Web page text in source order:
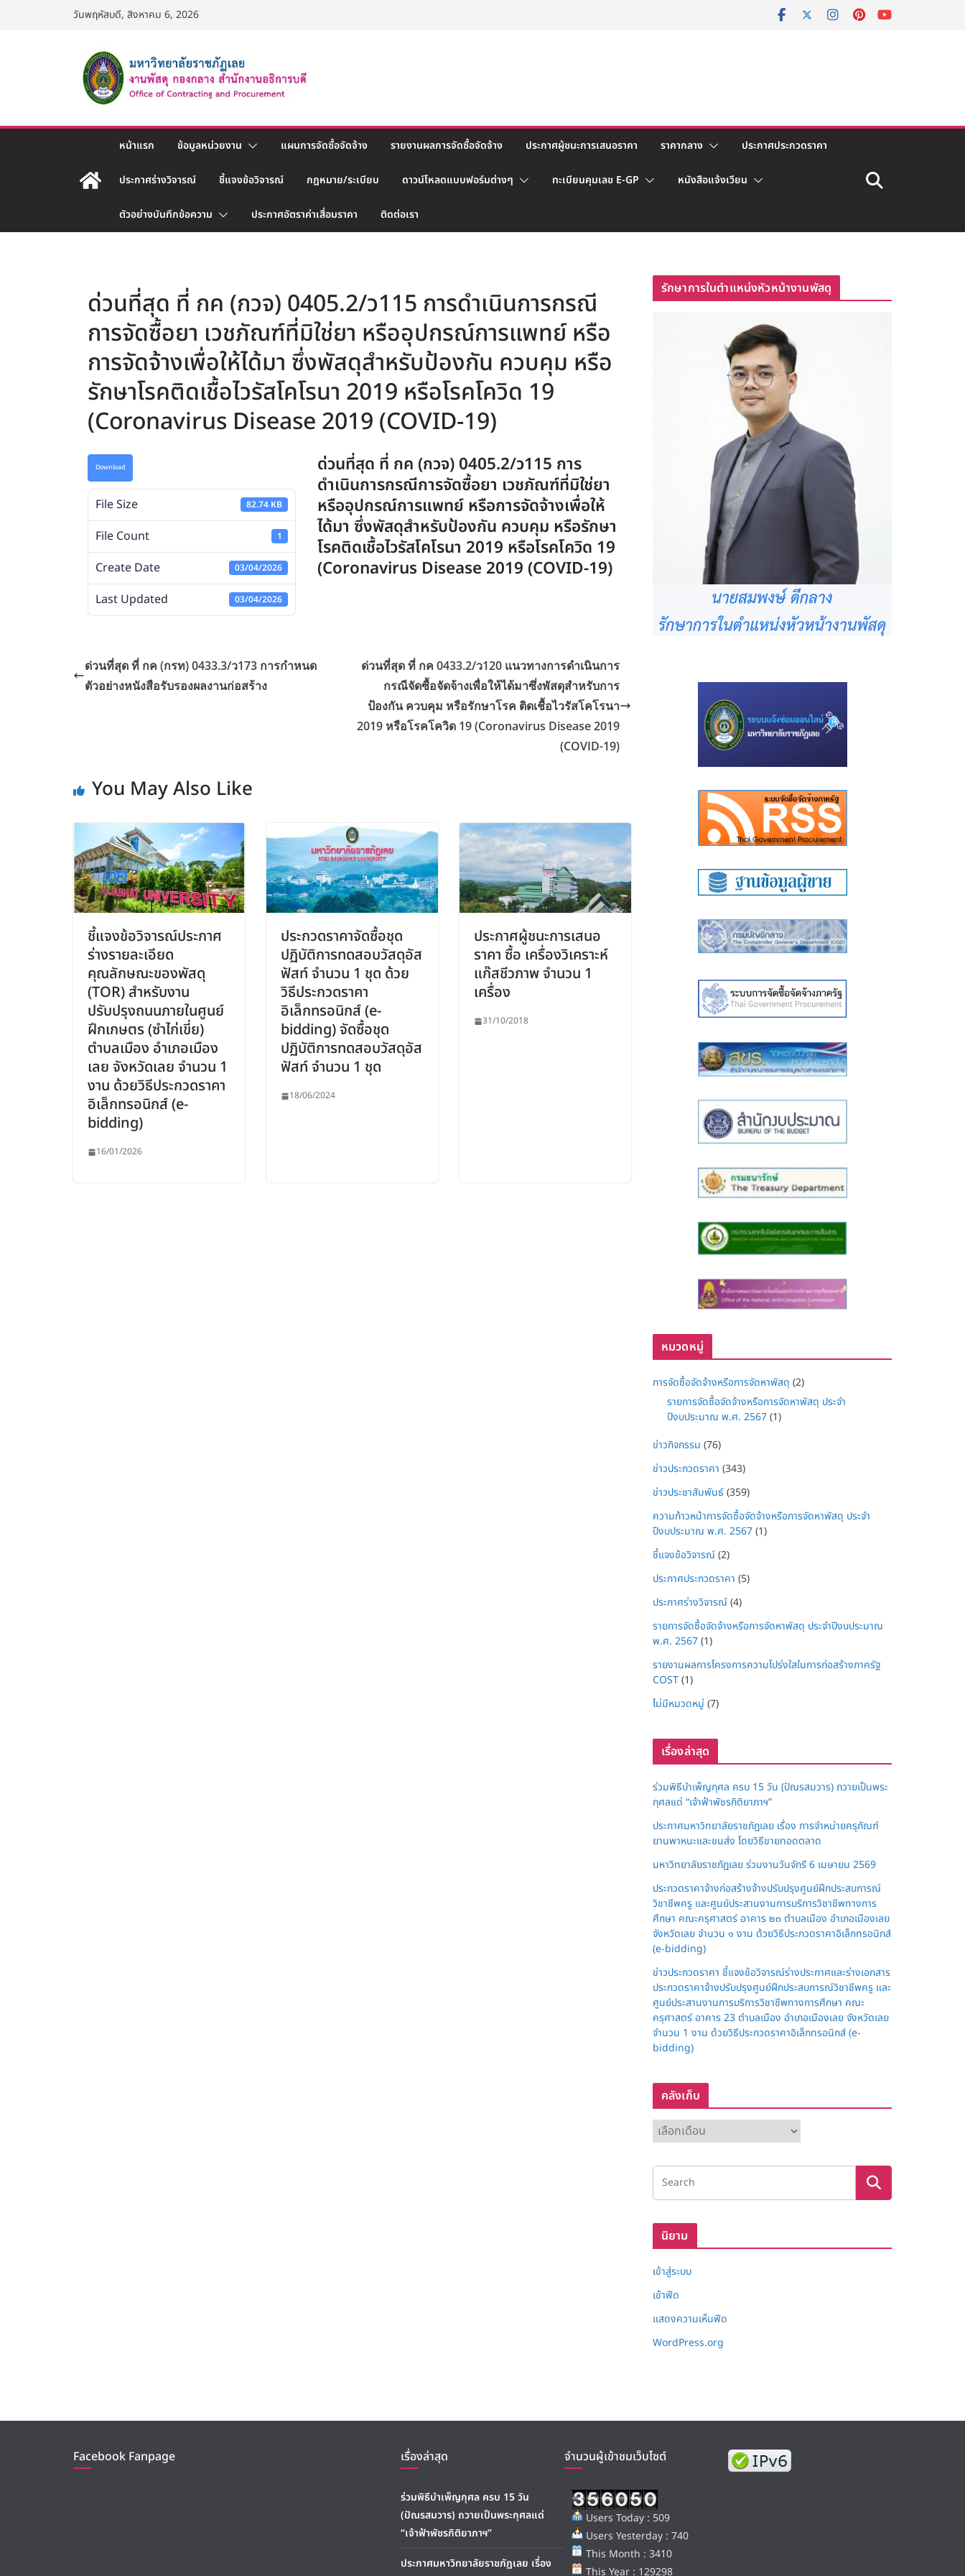
วันพฤหัสบดี, สิงหาคม 6, 2026
หน้าแรก ข้อมูลหน่วยงาน แผนการจัดซื้อจัดจ้าง รายงานผลการจัดซื้อจัดจ้าง ประกาศผู้ชนะการเสนอราคา ราคากลาง ประกาศประกวดราคา
ประกาศร่างวิจารณ์ ชี้แจงข้อวิจารณ์ กฎหมาย/ระเบียบ ดาวน์โหลดแบบฟอร์มต่างๆ ทะเบียนคุมเลข E-GP หนังสือแจ้งเวียน
ตัวอย่างบันทึกข้อความ ประกาศอัตราค่าเสื่อมราคา ติดต่อเรา
ด่วนที่สุด ที่ กค (กวจ) 0405.2/ว115 การดำเนินการกรณี
การจัดซื้อยา เวชภัณฑ์ที่มิใช่ยา หรืออุปกรณ์การแพทย์ หรือ
การจัดจ้างเพื่อให้ได้มา ซึ่งพัสดุสำหรับป้องกัน ควบคุม หรือ
รักษาโรคติดเชื้อไวรัสโคโรนา 2019 หรือโรคโควิด 19
(Coronavirus Disease 2019 (COVID-19)
Download
File Size 82.74 KB
File Count 1
Create Date 03/04/2026
Last Updated 03/04/2026
ด่วนที่สุด ที่ กค (กวจ) 0405.2/ว115 การ
ดำเนินการกรณีการจัดซื้อยา เวชภัณฑ์ที่มิใช่ยา
หรืออุปกรณ์การแพทย์ หรือการจัดจ้างเพื่อให้
ได้มา ซึ่งพัสดุสำหรับป้องกัน ควบคุม หรือรักษา
โรคติดเชื้อไวรัสโคโรนา 2019 หรือโรคโควิด 19
(Coronavirus Disease 2019 (COVID-19)
ด่วนที่สุด ที่ กค (กรท) 0433.3/ว173 การกำหนด
ตัวอย่างหนังสือรับรองผลงานก่อสร้าง
ด่วนที่สุด ที่ กค 0433.2/ว120 แนวทางการดำเนินการ
กรณีจัดซื้อจัดจ้างเพื่อให้ได้มาซึ่งพัสดุสำหรับการ
ป้องกัน ควบคุม หรือรักษาโรค ติดเชื้อไวรัสโคโรนา
2019 หรือโรคโควิด 19 (Coronavirus Disease 2019
(COVID-19)
You May Also Like
ชี้แจงข้อวิจารณ์ประกาศ
ร่างรายละเอียด
คุณลักษณะของพัสดุ
(TOR) สำหรับงาน
ปรับปรุงถนนภายในศูนย์
ฝึกเกษตร (ซำไก่เขี่ย)
ตำบลเมือง อำเภอเมือง
เลย จังหวัดเลย จำนวน 1
งาน ด้วยวิธีประกวดราคา
อิเล็กทรอนิกส์ (e-
bidding)
16/01/2026
ประกวดราคาจัดซื้อชุด
ปฏิบัติการทดสอบวัสดุอัส
ฟัสท์ จำนวน 1 ชุด ด้วย
วิธีประกวดราคา
อิเล็กทรอนิกส์ (e-
bidding) จัดซื้อชุด
ปฏิบัติการทดสอบวัสดุอัส
ฟัสท์ จำนวน 1 ชุด
18/06/2024
ประกาศผู้ชนะการเสนอ
ราคา ซื้อ เครื่องวิเคราะห์
แก๊สชีวภาพ จำนวน 1
เครื่อง
31/10/2018
รักษาการในตำแหน่งหัวหน้างานพัสดุ
หมวดหมู่
การจัดซื้อจัดจ้างหรือการจัดหาพัสดุ (2)
รายการจัดซื้อจัดจ้างหรือการจัดหาพัสดุ ประจำ
ปีงบประมาณ พ.ศ. 2567(1)
ข่าวกิจกรรม (76)
ข่าวประกวดราคา (343)
ข่าวประชาสัมพันธ์(359)
ความก้าวหน้าการจัดซื้อจัดจ้างหรือการจัดหาพัสดุ ประจำ
ปีงบประมาณ พ.ศ. 2567(1)
ชี้แจงข้อวิจารณ์(2)
ประกาศประกวดราคา (5)
ประกาศร่างวิจารณ์(4)
รายการจัดซื้อจัดจ้างหรือการจัดหาพัสดุ ประจำปีงบประมาณ
พ.ศ. 2567(1)
รายงานผลการโครงการความโปร่งใสในการก่อสร้างภาครัฐ
COST(1)
ไม่มีหมวดหมู่ (7)
เรื่องล่าสุด
ร่วมพิธีบำเพ็ญกุศล ครบ 15 วัน (ปัณรสมวาร) ถวายเป็นพระ
กุศลแด่ “เจ้าฟ้าพัชรกิติยาภาฯ”
ประกาศมหาวิทยาลัยราชภัฏเลย เรื่อง การจำหน่ายครุภัณฑ์
ยานพาหนะและขนส่ง โดยวิธีขายทอดตลาด
มหาวิทยาลัยราชภัฏเลย ร่วมงานวันจักรี 6 เมษายน 2569
ประกวดราคาจ้างก่อสร้างจ้างปรับปรุงศูนย์ฝึกประสบการณ์
วิชาชีพครู และศูนย์ประสานงานการบริการวิชาชีพทางการ
ศึกษา คณะครุศาสตร์ อาคาร ๒๓ ตำบลเมือง อำเภอเมืองเลย
จังหวัดเลย จำนวน ๑ งาน ด้วยวิธีประกวดราคาอิเล็กทรอนิกส์
(e-bidding)
ข่าวประกวดราคา ชี้แจงข้อวิจารณ์ร่างประกาศและร่างเอกสาร
ประกวดราคาจ้างปรับปรุงศูนย์ฝึกประสบการณ์วิชาชีพครู และ
ศูนย์ประสานงานการบริการวิชาชีพทางการศึกษา คณะ
ครุศาสตร์ อาคาร 23 ตำบลเมือง อำเภอเมืองเลย จังหวัดเลย
จำนวน 1 งาน ด้วยวิธีประกวดราคาอิเล็กทรอนิกส์ (e-
bidding)
คลังเก็บ
ลั
ง
ก็
นิยาม
เข้าสู่ระบบ
เข้าฟีด
แสดงความเห็นฟีด
WordPress.org
Facebook Fanpage เรื่องล่าสุด
ร่วมพิธีบำเพ็ญกุศล ครบ 15 วัน
(ปัณรสมวาร) ถวายเป็นพระกุศลแด่
“เจ้าฟ้าพัชรกิติยาภาฯ”
ประกาศมหาวิทยาลัยราชภัฏเลย เรื่อง
จำนวนผู้เข้าชมเว็บไซต์
Users Today : 509
Users Yesterday : 740
This Month : 3410
This Year : 129298